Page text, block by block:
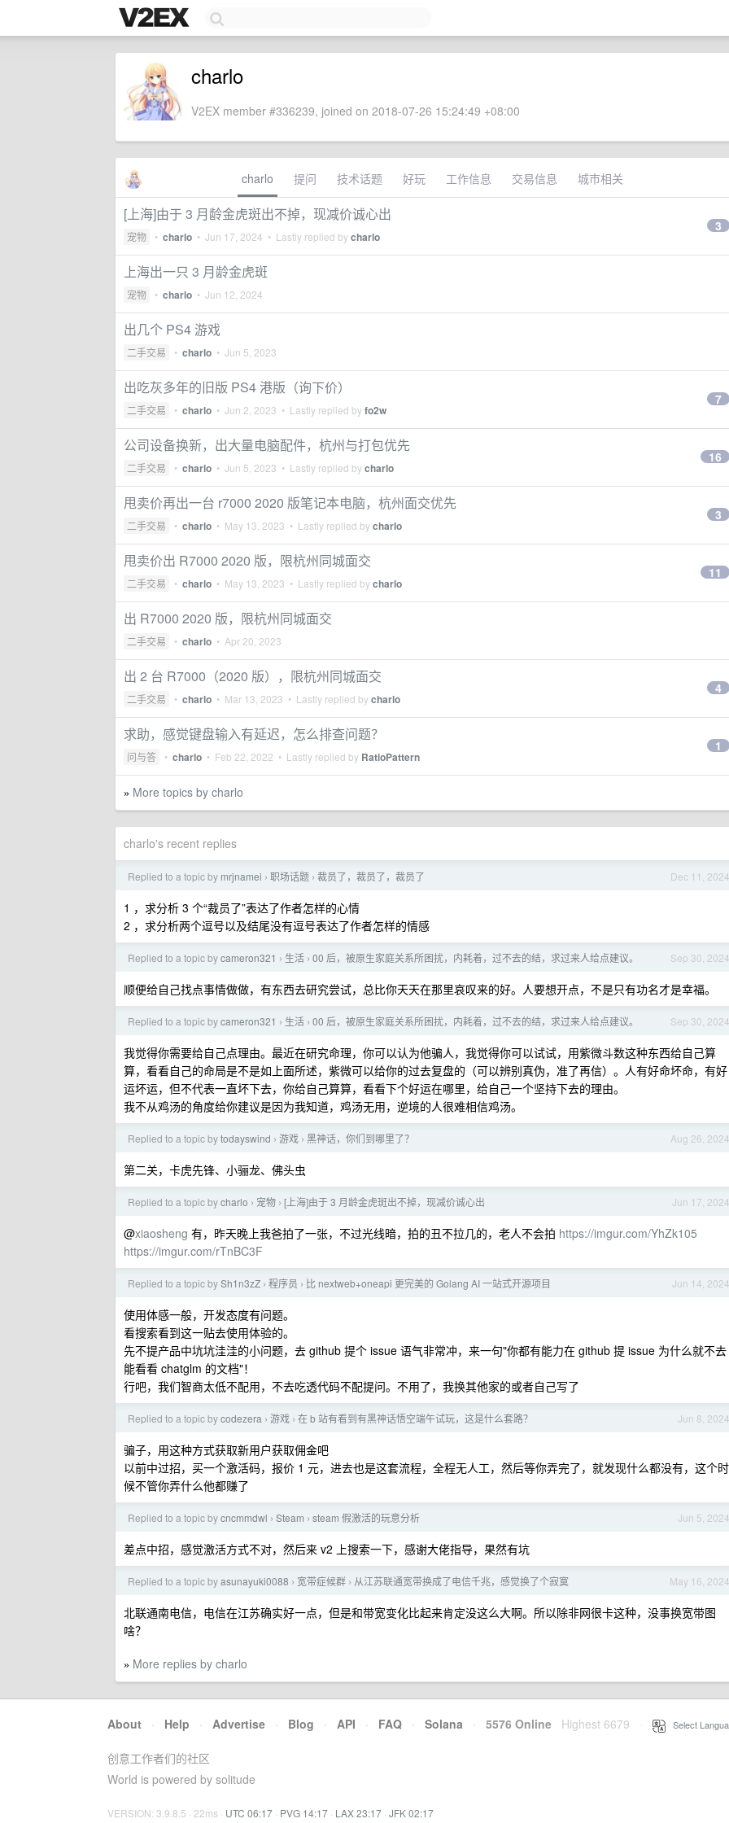
charlo
V2EX member #336239, joined on 2018-07-26 15:24:49 +08:00
charlo 提问 技术话题 好玩 工作信息 交易信息 城市相关
[上海]由于 3 月龄金虎斑出不掉，现减价诚心出
宠物 • charlo • Jun 17, 2024 • Lastly replied bycharlo
3
上海出一只 3 月龄金虎斑
宠物 • charlo • Jun 12, 2024
出几个 PS4 游戏
二手交易 • charlo • Jun 5, 2023
出吃灰多年的旧版 PS4 港版（询下价）
二手交易 • charlo • Jun 2, 2023 • Lastly replied byfo2w
7
公司设备换新，出大量电脑配件，杭州与打包优先
二手交易 • charlo • Jun 5, 2023 • Lastly replied bycharlo
16
甩卖价再出一台 r7000 2020 版笔记本电脑，杭州面交优先
二手交易 • charlo • May 13, 2023 • Lastly replied bycharlo
3
甩卖价出 R7000 2020 版，限杭州同城面交
二手交易 • charlo • May 13, 2023 • Lastly replied bycharlo
11
出 R7000 2020 版，限杭州同城面交
二手交易 • charlo • Apr 20, 2023
出 2 台 R7000（2020 版），限杭州同城面交
二手交易 • charlo • Mar 13, 2023 • Lastly replied bycharlo
4
求助，感觉键盘输入有延迟，怎么排查问题？
问与答 • charlo • Feb 22, 2022 • Lastly replied by RatioPattern
1
» More topics by charlo
charlo's recent replies
Dec 11, 2024
Replied to a topic by mrjnamei › 职场话题 › 裁员了，裁员了，裁员了
1 ，求分析 3 个“裁员了”表达了作者怎样的心情
2 ，求分析两个逗号以及结尾没有逗号表达了作者怎样的情感
Sep 30, 2024
Replied to a topic bycameron321 › 生活 › 00 后，被原生家庭关系所困扰，内耗着，过不去的结，求过来人给点建议。
顺便给自己找点事情做做，有东西去研究尝试，总比你天天在那里哀叹来的好。人要想开点，不是只有功名才是幸福。
Sep 30, 2024
Replied to a topic bycameron321 › 生活 › 00 后，被原生家庭关系所困扰，内耗着，过不去的结，求过来人给点建议。
我觉得你需要给自己点理由。最近在研究命理，你可以认为他骗人，我觉得你可以试试，用紫微斗数这种东西给自己算
算，看看自己的命局是不是如上面所述，紫微可以给你的过去复盘的（可以辨别真伪，准了再信）。人有好命坏命，有好
运坏运，但不代表一直坏下去，你给自己算算，看看下个好运在哪里，给自己一个坚持下去的理由。
我不从鸡汤的角度给你建议是因为我知道，鸡汤无用，逆境的人很难相信鸡汤。
Aug 26, 2024
Replied to a topic bytodayswind › 游戏 › 黑神话，你们到哪里了？
第二关，卡虎先锋、小骊龙、佛头虫
Jun 17, 2024
Replied to a topic bycharlo › 宠物 › [上海]由于 3 月龄金虎斑出不掉，现减价诚心出
@xiaosheng 有，昨天晚上我爸拍了一张，不过光线暗，拍的丑不拉几的，老人不会拍 https://imgur.com/YhZk105
https://imgur.com/rTnBC3F
Jun 14, 2024
Replied to a topic bySh1n3zZ › 程序员 › 比 nextweb+oneapi 更完美的 Golang AI 一站式开源项目
使用体感一般，开发态度有问题。
看搜索看到这一贴去使用体验的。
先不提产品中坑坑洼洼的小问题，去 github 提个 issue 语气非常冲，来一句"你都有能力在 github 提 issue 为什么就不去
能看看 chatglm 的文档"！
行吧，我们智商太低不配用，不去吃透代码不配提问。不用了，我换其他家的或者自己写了
Jun 8, 2024
Replied to a topic bycodezera › 游戏 › 在 b 站有看到有黑神话悟空端午试玩，这是什么套路？
骗子，用这种方式获取新用户获取佣金吧
以前中过招，买一个激活码，报价 1 元，进去也是这套流程，全程无人工，然后等你弄完了，就发现什么都没有，这个时
候不管你弄什么他都赚了
Jun 5, 2024
Replied to a topic bycncmmdwl › Steam › steam 假激活的玩意分析
差点中招，感觉激活方式不对，然后来 v2 上搜索一下，感谢大佬指导，果然有坑
May 16, 2024
Replied to a topic byasunayuki0088 › 宽带症候群 › 从江苏联通宽带换成了电信千兆，感觉换了个寂寞
北联通南电信，电信在江苏确实好一点，但是和带宽变化比起来肯定没这么大啊。所以除非网很卡这种，没事换宽带图
啥？
» More replies by charlo
About · Help · Advertise · Blog · API · FAQ · Solana · 5576 Online Highest 6679 Select
创意工作者们的社区
World is powered by solitude
VERSION: 3.9.8.5 · 22ms · UTC 06:17 · PVG 14:17 · LAX 23:17 · JFK 02:17